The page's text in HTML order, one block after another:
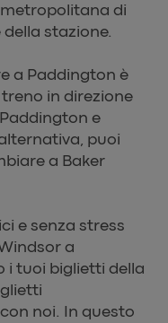
di
stazione.
a Paddington è
in direzione
e
puoi
a Baker
e senza stress
a
i tuoi biglietti della
noi. In questo